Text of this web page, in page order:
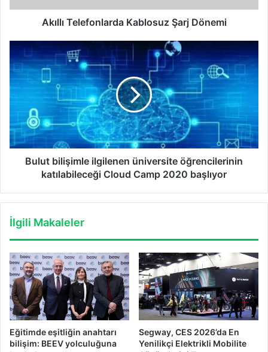
Akıllı Telefonlarda Kablosuz Şarj Dönemi
Bulut
bilişimle
ilgilenen
üniversite
öğrencilerinin
katılabileceği
Cloud
Camp
2020
başlıyorBulut bilişimle ilgilenen üniversite öğrencilerinin
katılabileceği Cloud Camp 2020 başlıyor
İlgili Makaleler
Eğitimde eşitliğin anahtarı
bilişim: BEEV yolculuğuna
Segway, CES 2026’da En
Yenilikçi Elektrikli Mobilite